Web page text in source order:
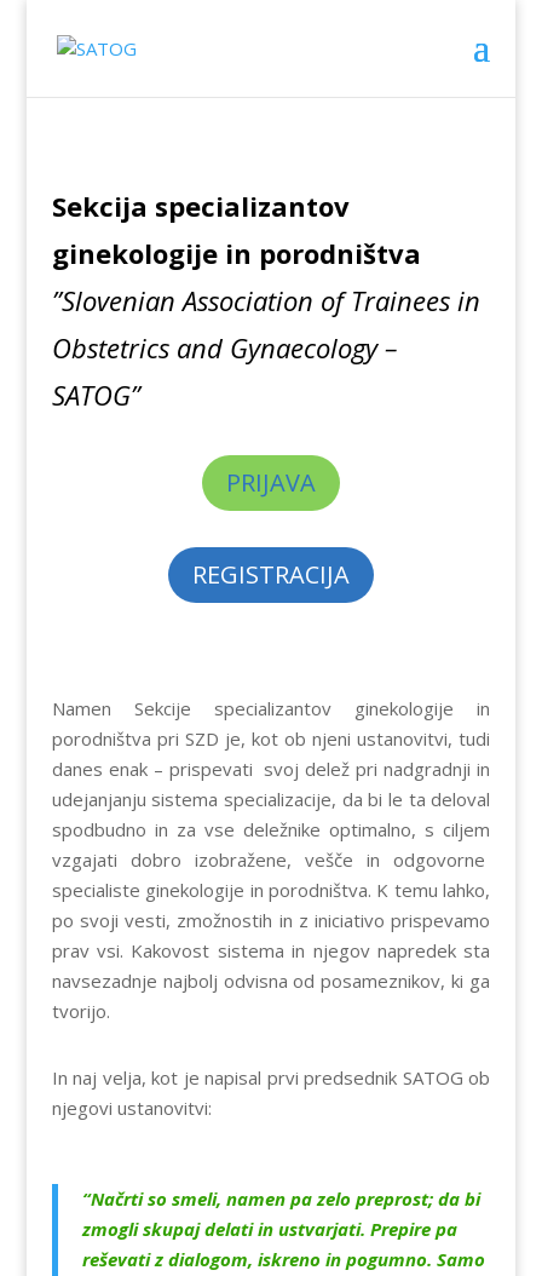
Sekcija specializantov
ginekologije in porodništva
”Slovenian Association of Trainees in
Obstetrics and Gynaecology –
SATOG”
PRIJAVA
REGISTRACIJA
Namen Sekcije specializantov ginekologije in
porodništva pri SZD je, kot ob njeni ustanovitvi, tudi
danes enak – prispevati svoj delež pri nadgradnji in
udejanjanju sistema specializacije, da bi le ta deloval
spodbudno in za vse deležnike optimalno, s ciljem
vzgajati dobro izobražene, vešče in odgovorne
specialiste ginekologije in porodništva. K temu lahko,
po svoji vesti, zmožnostih in z iniciativo prispevamo
prav vsi. Kakovost sistema in njegov napredek sta
navsezadnje najbolj odvisna od posameznikov, ki ga
tvorijo.
In naj velja, kot je napisal prvi predsednik SATOG ob
njegovi ustanovitvi:
“Načrti so smeli, namen pa zelo preprost; da bi
zmogli skupaj delati in ustvarjati. Prepire pa
reševati z dialogom, iskreno in pogumno. Samo